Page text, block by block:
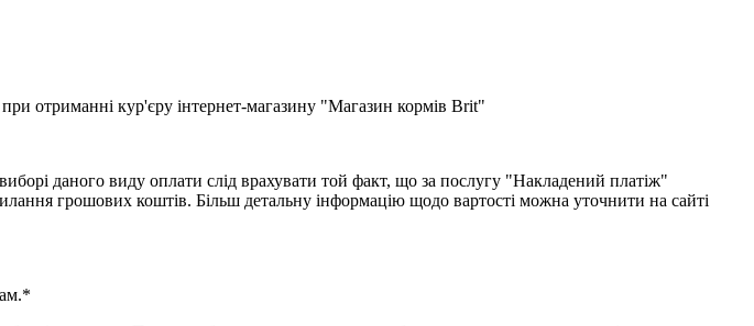
отриманні кур'єру інтернет-магазину "Магазин кормів Brit"
даного виду оплати слід врахувати той факт, що за послугу "Накладений платіж"
грошових коштів. Більш детальну інформацію щодо вартості можна уточнити на сайті